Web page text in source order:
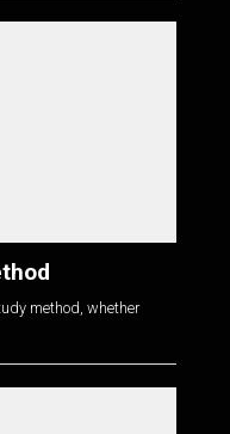
method, whether